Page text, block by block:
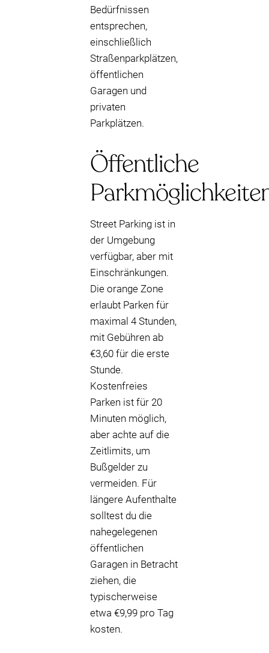
Bedürfnissen
entsprechen,
einschließlich
Straßenparkplätzen,
öffentlichen
Garagen und
privaten
Parkplätzen.
Öffentliche
Street Parking ist in
der Umgebung
verfügbar, aber mit
Einschränkungen.
Die orange Zone
erlaubt Parken für
maximal 4 Stunden,
mit Gebühren ab
€3,60 für die erste
Stunde.
Kostenfreies
Parken ist für 20
Minuten möglich,
aber achte auf die
Zeitlimits, um
Bußgelder zu
vermeiden. Für
längere Aufenthalte
solltest du die
nahegelegenen
öffentlichen
Garagen in Betracht
ziehen, die
typischerweise
etwa €9,99 pro Tag
kosten.